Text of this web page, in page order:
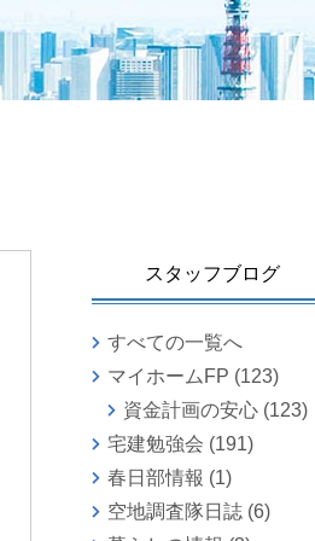
スタッフブログ
すべての一覧へ
マイホームFP (123)
資金計画の安心(123)
宅建勉強会 (191)
春日部情報 (1)
空地調査隊日誌(6)